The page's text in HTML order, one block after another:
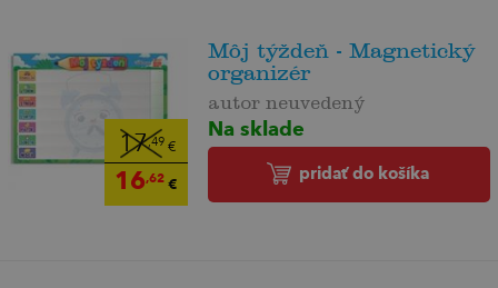
17,49 €
16,62€
Môj týždeň - Magnetický
organizér
autor neuvedený
Na sklade
pridať do košíka